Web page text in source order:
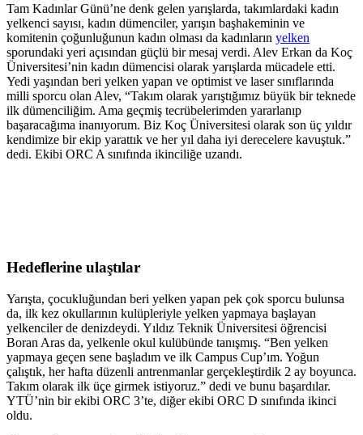
Tam Kadınlar Günü’ne denk gelen yarışlarda, takımlardaki kadın
yelkenci sayısı, kadın dümenciler, yarışın başhakeminin ve
komitenin çoğunluğunun kadın olması da kadınların yelken
sporundaki yeri açısından güçlü bir mesaj verdi. Alev Erkan da Koç
Üniversitesi’nin kadın dümencisi olarak yarışlarda mücadele etti.
Yedi yaşından beri yelken yapan ve optimist ve laser sınıflarında
milli sporcu olan Alev, “Takım olarak yarıştığımız büyük bir teknede
ilk dümenciliğim. Ama geçmiş tecrübelerimden yararlanıp
başaracağıma inanıyorum. Biz Koç Üniversitesi olarak son üç yıldır
kendimize bir ekip yarattık ve her yıl daha iyi derecelere kavuştuk.”
dedi. Ekibi ORC A sınıfında ikinciliğe uzandı.
Hedeflerine ulaştılar
Yarışta, çocukluğundan beri yelken yapan pek çok sporcu bulunsa
da, ilk kez okullarının kulüpleriyle yelken yapmaya başlayan
yelkenciler de denizdeydi. Yıldız Teknik Üniversitesi öğrencisi
Boran Aras da, yelkenle okul kulübünde tanışmış. “Ben yelken
yapmaya geçen sene başladım ve ilk Campus Cup’ım. Yoğun
çalıştık, her hafta düzenli antrenmanlar gerçekleştirdik 2 ay boyunca.
Takım olarak ilk üçe girmek istiyoruz.” dedi ve bunu başardılar.
YTÜ’nin bir ekibi ORC 3’te, diğer ekibi ORC D sınıfında ikinci
oldu.